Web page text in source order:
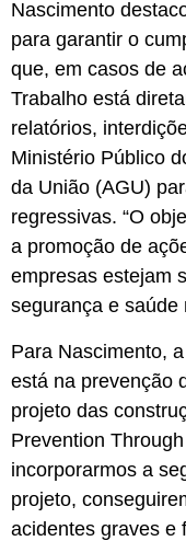
Nascimento
para garantir o
que, em casos de
Trabalho está
relatórios,
Ministério Público
da União (AGU)
regressivas. “O
a promoção de
empresas estejam
segurança e saúde
Para Nascimento,
está na prevenção
projeto das
Prevention
incorporarmos a
projeto,
acidentes graves e